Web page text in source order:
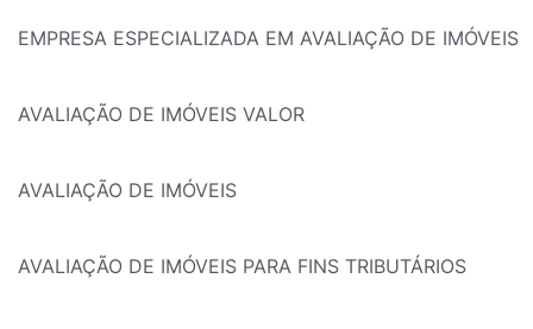
EMPRESA ESPECIALIZADA EM AVALIAÇÃO DE IMÓVEIS
AVALIAÇÃO DE IMÓVEIS VALOR
AVALIAÇÃO DE IMÓVEIS
AVALIAÇÃO DE IMÓVEIS PARA FINS TRIBUTÁRIOS